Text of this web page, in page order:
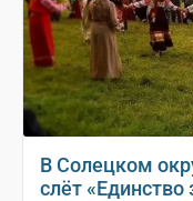
В Солецком
слёт «Единство